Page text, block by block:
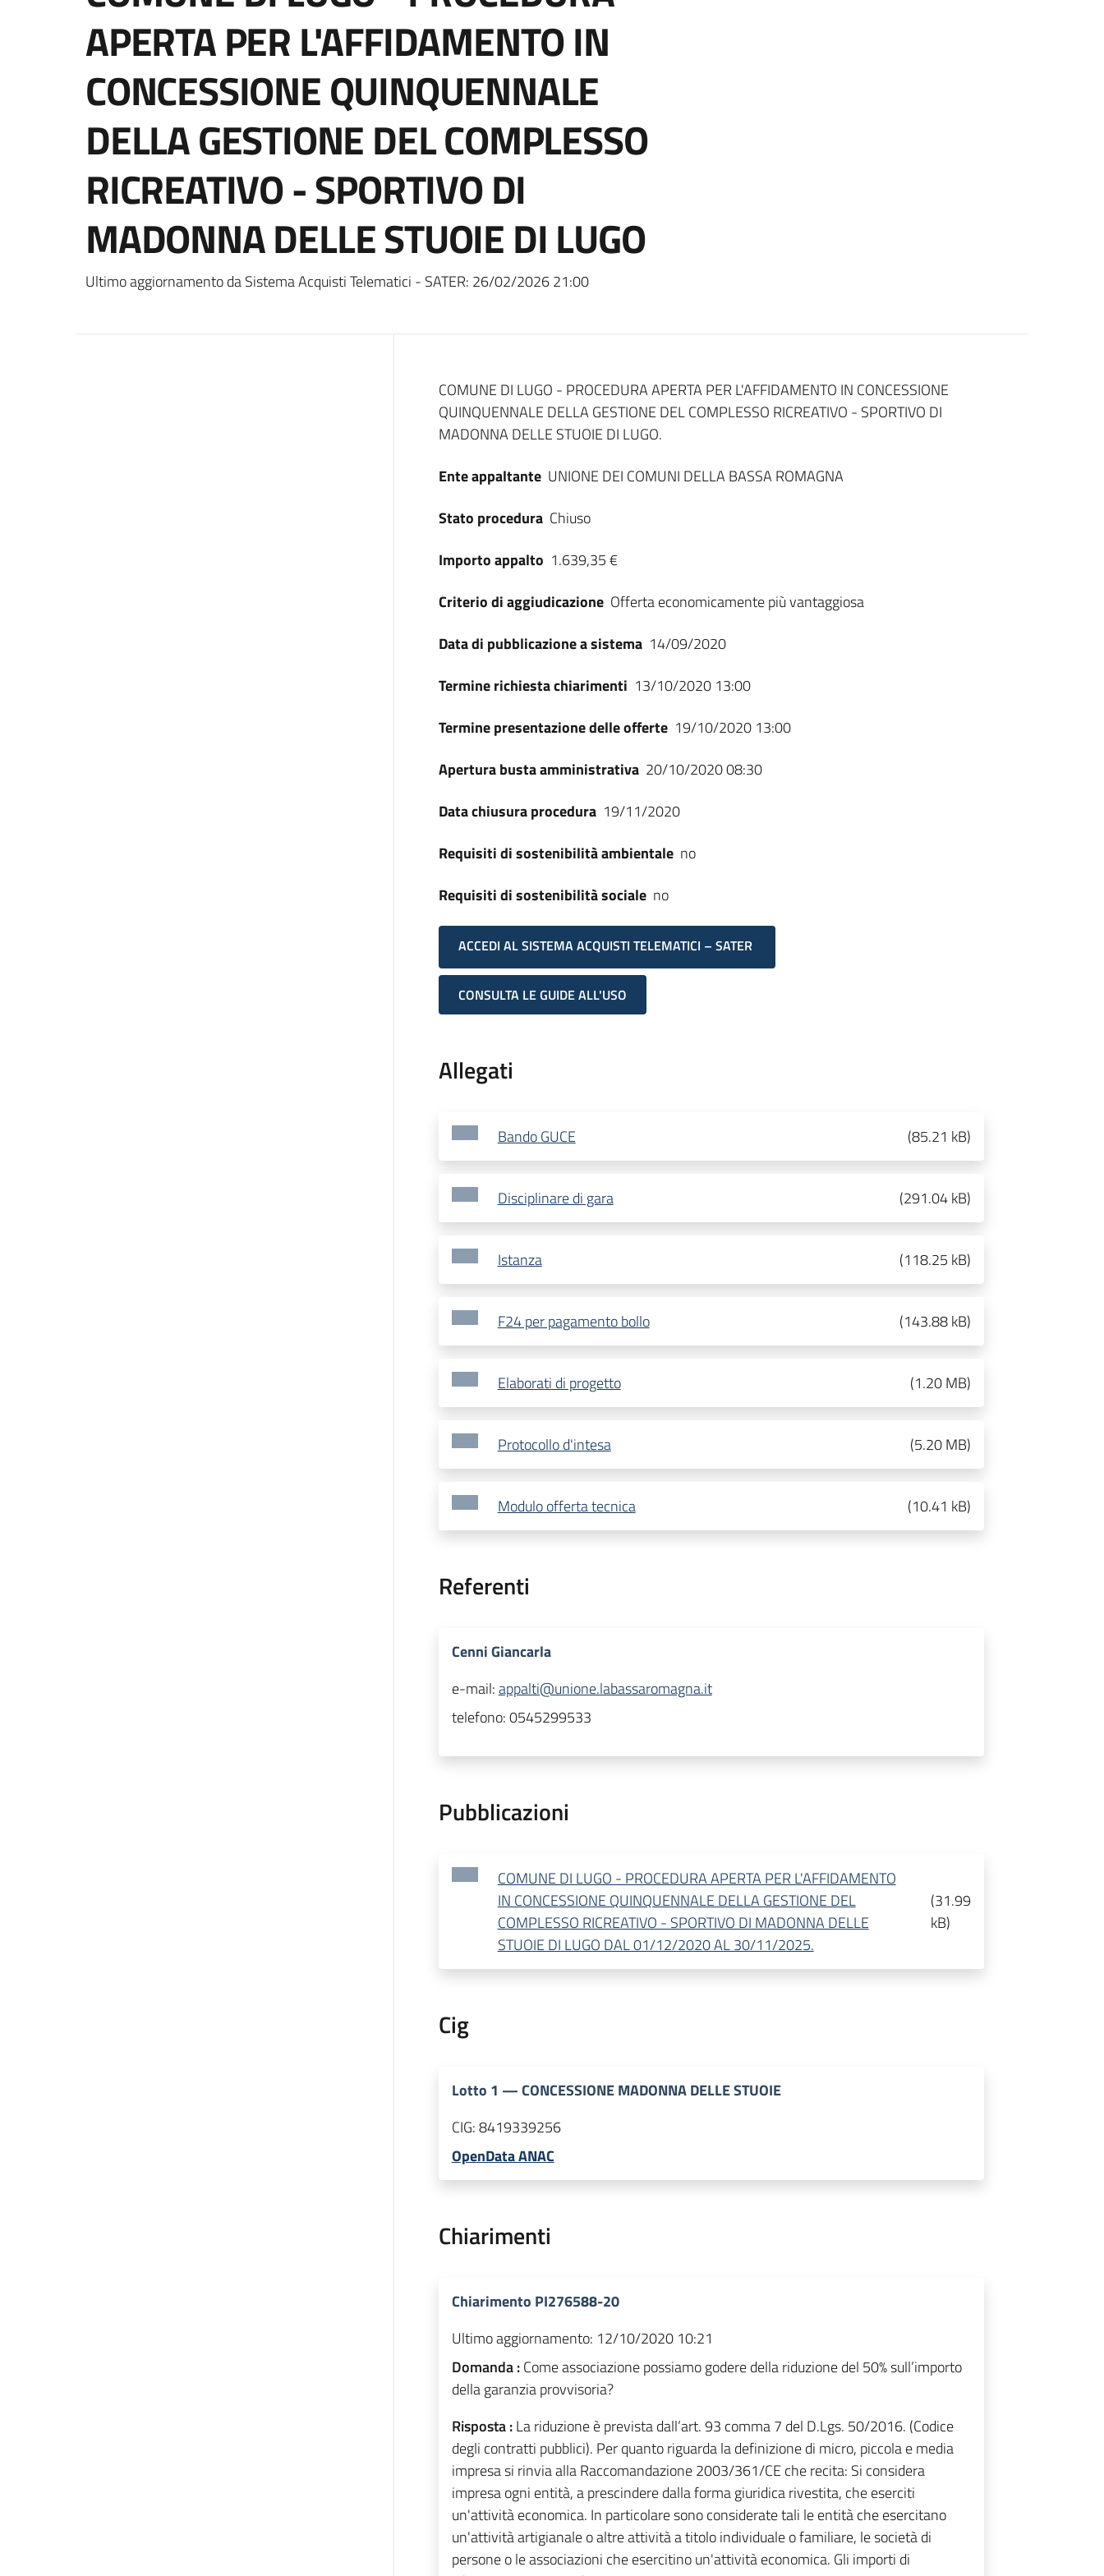
APERTA PER L'AFFIDAMENTO IN
CONCESSIONE QUINQUENNALE
DELLA GESTIONE DEL COMPLESSO
RICREATIVO - SPORTIVO DI
MADONNA DELLE STUOIE DI LUGO
Ultimo aggiornamento da Sistema Acquisti Telematici - SATER: 26/02/2026 21:00
Dati del bando
COMUNE DI LUGO - PROCEDURA APERTA PER L'AFFIDAMENTO IN CONCESSIONE
QUINQUENNALE DELLA GESTIONE DEL COMPLESSO RICREATIVO - SPORTIVO DI
MADONNA DELLE STUOIE DI LUGO.
Ente appaltante UNIONE DEI COMUNI DELLA BASSA ROMAGNA
Stato procedura Chiuso
Importo appalto 1.639,35 €
Criterio di aggiudicazione Offerta economicamente più vantaggiosa
Data di pubblicazione a sistema 14/09/2020
Termine richiesta chiarimenti 13/10/2020 13:00
Termine presentazione delle offerte 19/10/2020 13:00
Apertura busta amministrativa 20/10/2020 08:30
Data chiusura procedura 19/11/2020
Requisiti di sostenibilità ambientale no
Requisiti di sostenibilità sociale no
ACCEDI AL SISTEMA ACQUISTI TELEMATICI – SATER
CONSULTA LE GUIDE ALL'USO
Allegati
Bando GUCE (85.21 kB)
Disciplinare di gara (291.04 kB)
Istanza (118.25 kB)
F24 per pagamento bollo (143.88 kB)
Elaborati di progetto (1.20 MB)
Protocollo d'intesa (5.20 MB)
Modulo offerta tecnica (10.41 kB)
Referenti
Cenni Giancarla
e-mail:appalti@unione.labassaromagna.it
telefono:0545299533
Pubblicazioni
COMUNE DI LUGO - PROCEDURA APERTA PER L'AFFIDAMENTO
IN CONCESSIONE QUINQUENNALE DELLA GESTIONE DEL
COMPLESSO RICREATIVO - SPORTIVO DI MADONNA DELLE
STUOIE DI LUGO DAL 01/12/2020 AL 30/11/2025.
(31.99
kB)
Cig
Lotto 1 —CONCESSIONE MADONNA DELLE STUOIE
CIG:8419339256
OpenData ANAC
Chiarimenti
Chiarimento PI276588-20
Ultimo aggiornamento: 12/10/2020 10:21
Domanda :Come associazione possiamo godere della riduzione del 50% sull’importo
della garanzia provvisoria?
Risposta :La riduzione è prevista dall’art. 93 comma 7 del D.Lgs. 50/2016. (Codice
degli contratti pubblici). Per quanto riguarda la definizione di micro, piccola e media
impresa si rinvia alla Raccomandazione 2003/361/CE che recita: Si considera
impresa ogni entità, a prescindere dalla forma giuridica rivestita, che eserciti
un'attività economica. In particolare sono considerate tali le entità che esercitano
un'attività artigianale o altre attività a titolo individuale o familiare, le società di
persone o le associazioni che esercitino un'attività economica. Gli importi di